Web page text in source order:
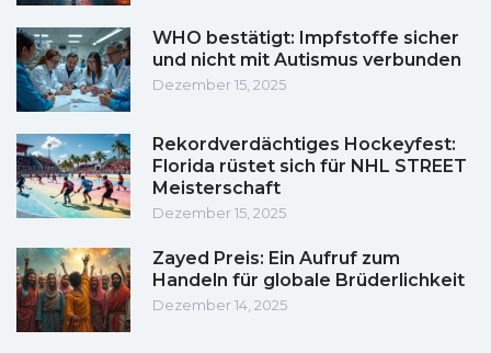
WHO bestätigt: Impfstoffe sicher
und nicht mit Autismus verbunden
Dezember 15, 2025
Rekordverdächtiges Hockeyfest:
Florida rüstet sich für NHL STREET
Meisterschaft
Dezember 15, 2025
Zayed Preis: Ein Aufruf zum
Handeln für globale Brüderlichkeit
Dezember 14, 2025